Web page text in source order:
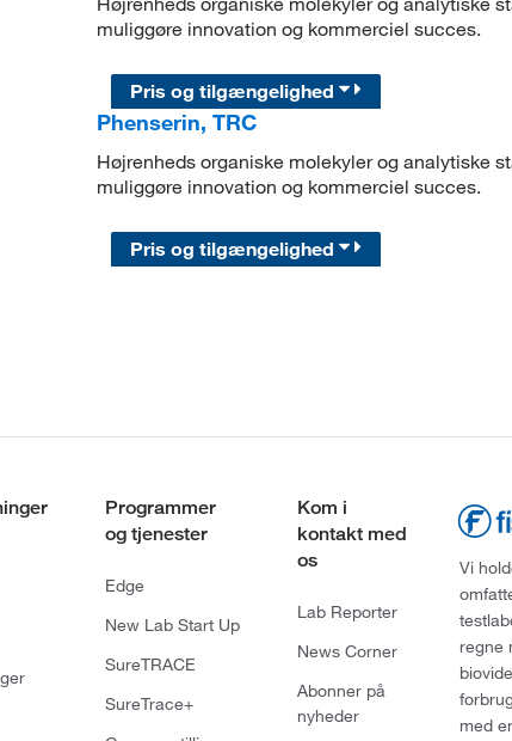
muliggøre innovation og kommerciel succes.
Pris og tilgængelighed
Phenserin, TRC
Højrenheds organiske molekyler og analytiske
muliggøre innovation og kommerciel succes.
Pris og tilgængelighed
Programmer
og tjenester
Edge
New Lab Start Up
SureTRACE
SureTrace+
Kom i
kontakt med
os
Lab Reporter
News Corner
Abonner på
nyheder
Vi
regne
med